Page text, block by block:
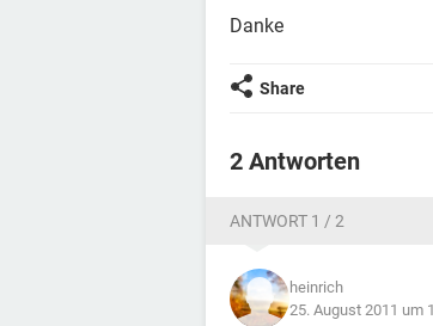
Danke
Share
2 Antworten
ANTWORT 1 / 2
heinrich
25. August 2011 um